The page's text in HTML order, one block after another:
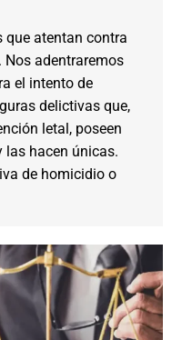
que atentan contra
adentraremos
el intento de
delictivas que,
letal, poseen
las hacen únicas.
de homicidio o